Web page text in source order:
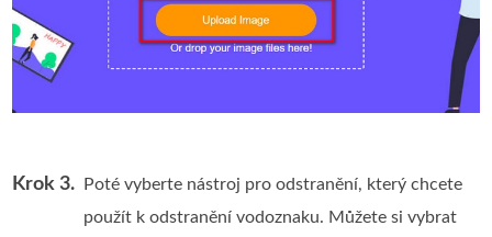
Krok 3.
Poté vyberte nástroj pro odstranění, který chcete
použít k odstranění vodoznaku. Můžete si vybrat